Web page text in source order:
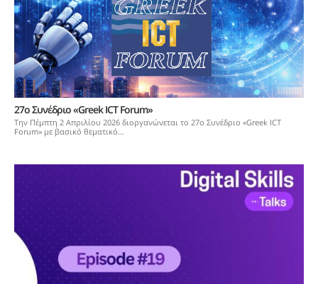
27ο Συνέδριο «Greek ICT Forum»
Την Πέμπτη 2 Απριλίου 2026 διοργανώνεται το 27ο Συνέδριο «Greek ICT
Forum» με βασικό θεματικό...